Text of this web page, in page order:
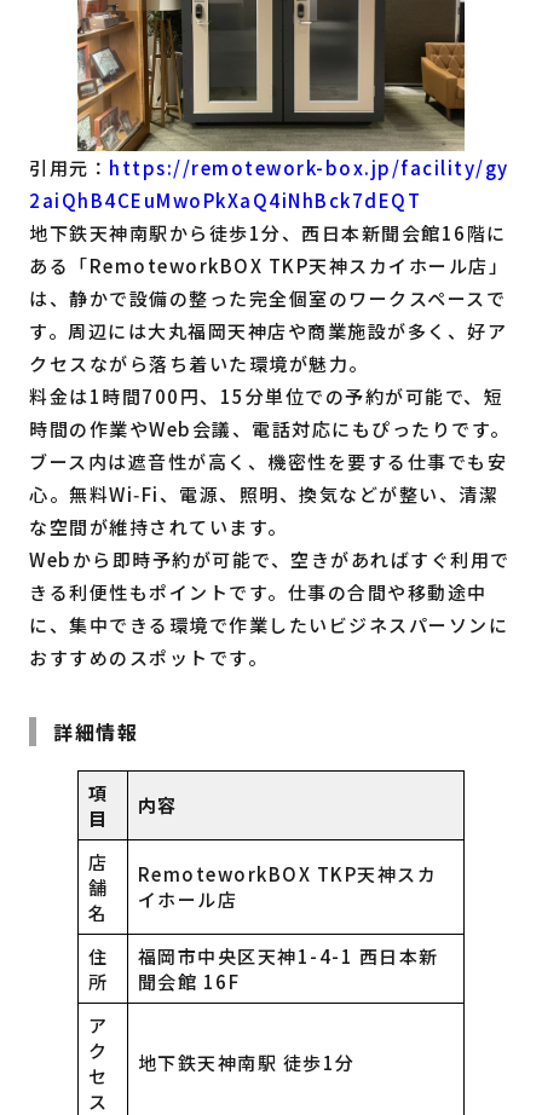
引用元： https://remotework-box.jp/facility/gy
2aiQhB4CEuMwoPkXaQ4iNhBck7dEQT
地下鉄天神南駅から徒歩1分、西日本新聞会館16階に
ある「RemoteworkBOX TKP天神スカイホール店」
は、静かで設備の整った完全個室のワークスペースで
す。周辺には大丸福岡天神店や商業施設が多く、好ア
クセスながら落ち着いた環境が魅力。
料金は1時間700円、15分単位での予約が可能で、短
時間の作業やWeb会議、電話対応にもぴったりです。
ブース内は遮音性が高く、機密性を要する仕事でも安
心。無料Wi‑Fi、電源、照明、換気などが整い、清潔
な空間が維持されています。
Webから即時予約が可能で、空きがあればすぐ利用で
きる利便性もポイントです。仕事の合間や移動途中
に、集中できる環境で作業したいビジネスパーソンに
おすすめのスポットです。
詳細情報
項
目
内容
店
舗
名
RemoteworkBOX TKP天神スカ
イホール店
住
所
福岡市中央区天神1-4-1 西日本新
聞会館 16F
ア
ク
セ
ス
地下鉄天神南駅 徒歩1分